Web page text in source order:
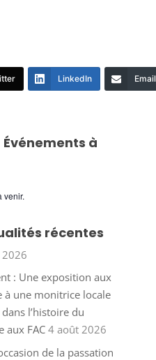
LinkedIn Email
à
venir.
récentes
: Une exposition aux
à une monitrice locale
l’histoire du
aux FAC 4 août 2026
de la passation